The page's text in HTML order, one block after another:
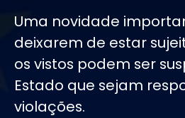
Uma novidade
deixarem de estar
os vistos podem ser
Estado que sejam
violações.